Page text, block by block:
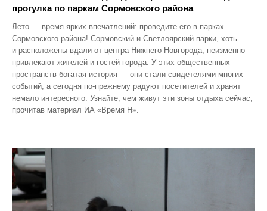
прогулка по паркам Сормовского района
Лето — время ярких впечатлений: проведите его в парках
Сормовского района! Сормовский и Светлоярский парки, хоть
и расположены вдали от центра Нижнего Новгорода, неизменно
привлекают жителей и гостей города. У этих общественных
пространств богатая история — они стали свидетелями многих
событий, а сегодня по‑прежнему радуют посетителей и хранят
немало интересного. Узнайте, чем живут эти зоны отдыха сейчас,
прочитав материал ИА «Время Н».